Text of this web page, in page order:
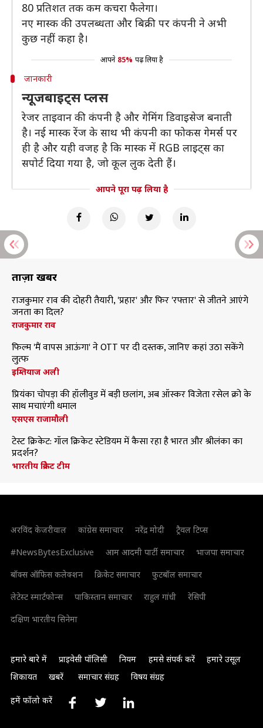
80 प्रतिशत तक कम कचरा फैलेगा।
नए मास्क की उपलब्धता और बिक्री पर कंपनी ने अभी
कुछ नहीं कहा है।
आपने 85% पढ़ लिया है
जानकारी
न्यूजबाइट्स प्लस
रेजर ताइवान की कंपनी है और गेमिंग डिवाइसेज बनाती
है। नई मास्क रेंज के साथ भी कंपनी का फोकस गेमर्स पर
ही है और यही वजह है कि मास्क में RGB लाइट्स का
सपोर्ट दिया गया है, जो कूल लुक देती हैं।
आपने पूरा पढ़ लिया है
ताज़ा खबरें
राजकुमार राव की दोहरी तैयारी, 'प्रहार' और फिर 'रफ्तार' से जीतने आएंगे
जनता का दिल?
राजकुमार राव
फिल्म 'मैं वापस आऊंगा' ने OTT पर दी दस्तक, जानिए कहां उठा सकेंगे
लुत्फ
इम्तियाज अली
प्रियंका चोपड़ा की हॉलीवुड में बड़ी छलांग, अब ऑस्कर विजेता रसेल क्रो के
साथ मचाएंगी धमाल
एसएस राजामौली
टेस्ट क्रिकेट: गॉल क्रिकेट स्टेडियम में कैसा रहा है भारत और श्रीलंका का
प्रदर्शन?
भारतीय क्रिकेट टीम
अरविंद केजरीवाल कांग्रेस समाचार नरेंद्र मोदी
ट्रैवल टिप्स
#NewsBytesExclusive
आम आदमी पार्टी समाचार
भाजपा समाचार
बॉक्स ऑफिस कलेक्शन
क्रिकेट समाचार
फुटबॉल समाचार
लेटेस्ट स्मार्टफोन्स
पाकिस्तान समाचार राहुल गांधी
रेसिपी
दक्षिण भारतीय सिनेमा
हमारे बारे में प्राइवेसी पॉलिसी नियम हमसे संपर्क करें
हमारे उसूल
शिकायत
खबरें समाचार संग्रह विषय संग्रह
हमें फॉलो करें